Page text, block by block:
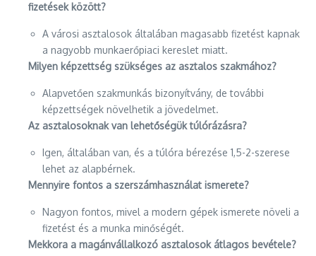
fizetések között?
A városi asztalosok általában magasabb fizetést kapnak
a nagyobb munkaerőpiaci kereslet miatt.
Milyen képzettség szükséges az asztalos szakmához?
Alapvetően szakmunkás bizonyítvány, de további
képzettségek növelhetik a jövedelmet.
Az asztalosoknak van lehetőségük túlórázásra?
Igen, általában van, és a túlóra bérezése 1,5-2-szerese
lehet az alapbérnek.
Mennyire fontos a szerszámhasználat ismerete?
Nagyon fontos, mivel a modern gépek ismerete növeli a
fizetést és a munka minőségét.
Mekkora a magánvállalkozó asztalosok átlagos bevétele?